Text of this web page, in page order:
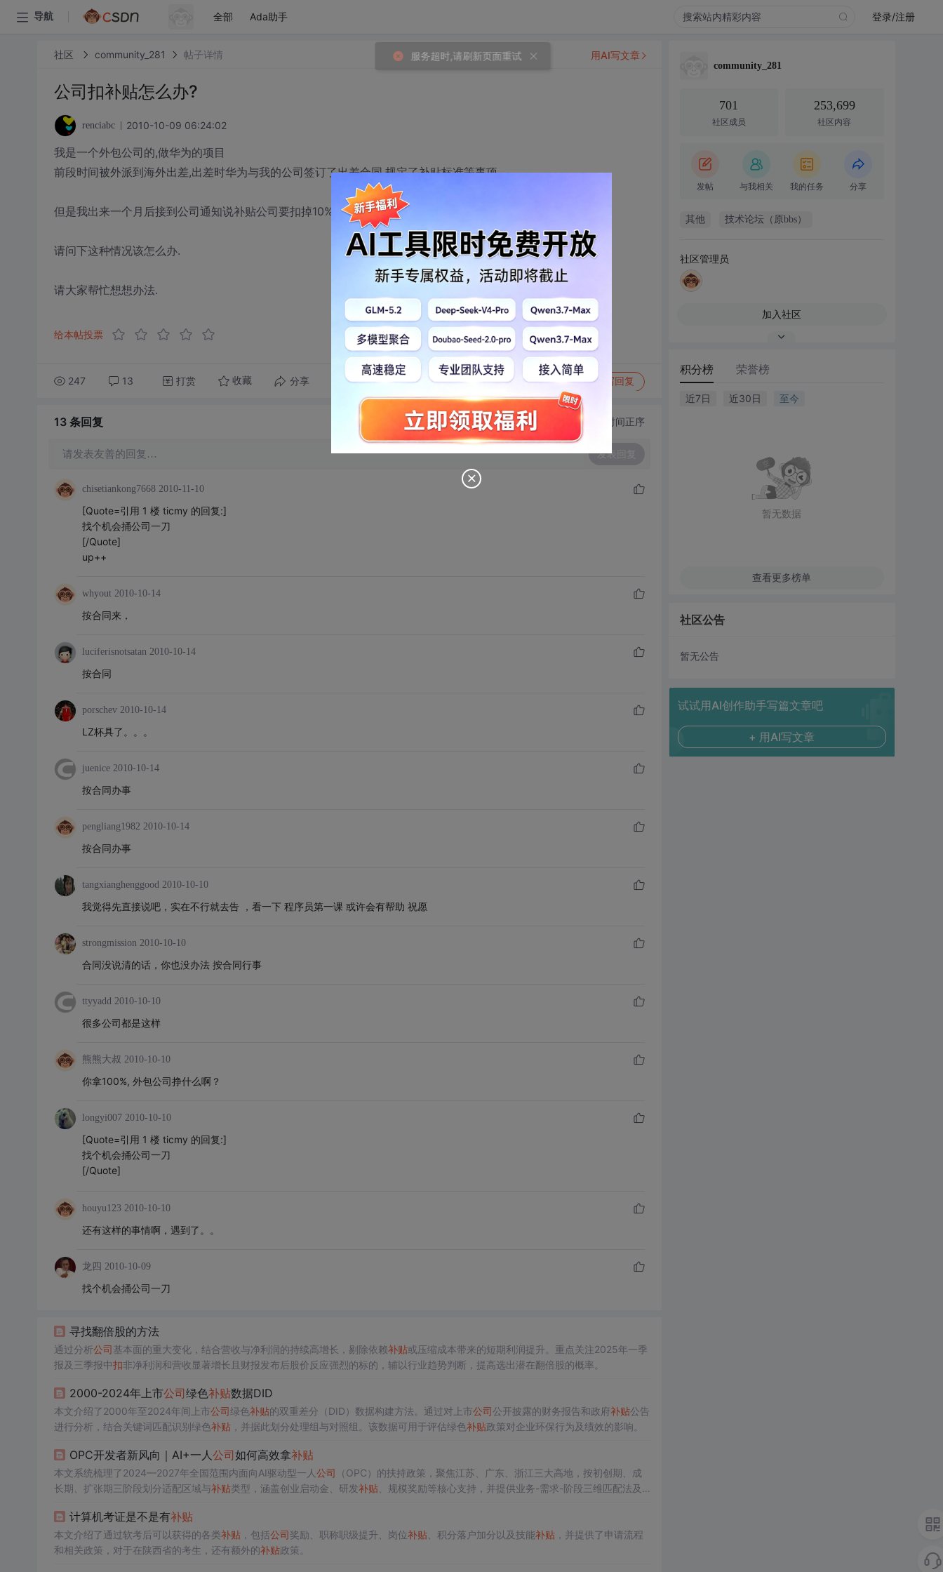
导航 全部 Ada助手 登录/注册
社区 community_281 帖子详情
公司扣补贴怎么办?
renciabc 2010-10-09 06:24:02
我是一个外包公司的,做华为的项目
前段时间被外派到海外出差,出差时华为与我的公司签订了出差合同,规定了补贴标准等事项
但是我出来一个月后接到公司通知说补贴公司要扣掉10%,我只能拿到90%的补贴
请问下这种情况该怎么办.
请大家帮忙想想办法.
给本帖投票
247 13 打赏 收藏 分享 转发到动态 举报 写回复
用AI写文章
13 条回复 切换为时间正序
请发表友善的回复… 发表回复
chisetiankong7668 2010-11-10
[Quote=引用 1 楼 ticmy 的回复:]
找个机会捅公司一刀
[/Quote]
up++
whyout 2010-10-14
按合同来，
luciferisnotsatan 2010-10-14
按合同
porschev 2010-10-14
LZ杯具了。。。
juenice 2010-10-14
按合同办事
pengliang1982 2010-10-14
按合同办事
tangxianghenggood 2010-10-10
我觉得先直接说吧，实在不行就去告 ，看一下 程序员第一课 或许会有帮助 祝愿
strongmission 2010-10-10
合同没说清的话，你也没办法 按合同行事
ttyyadd 2010-10-10
很多公司都是这样
熊熊大叔 2010-10-10
你拿100%, 外包公司挣什么啊？
longyi007 2010-10-10
[Quote=引用 1 楼 ticmy 的回复:]
找个机会捅公司一刀
[/Quote]
houyu123 2010-10-10
还有这样的事情啊，遇到了。。
龙四 2010-10-09
找个机会捅公司一刀
寻找翻倍股的方法
通过分析公司基本面的重大变化，结合营收与净利润的持续高增长，剔除依赖补贴或压缩成本带来的短期利润提升。重点关注2025年一季
报及三季报中扣非净利润和营收显著增长且财报发布后股价反应强烈的标的，辅以行业趋势判断，提高选出潜在翻倍股的概率。
2000-2024年上市公司绿色补贴数据DID
本文介绍了2000年至2024年间上市公司绿色补贴的双重差分（DID）数据构建方法。通过对上市公司公开披露的财务报告和政府补贴公告
进行分析，结合关键词匹配识别绿色补贴，并据此划分处理组与对照组。该数据可用于评估绿色补贴政策对企业环保行为及绩效的影响。
OPC开发者新风向｜AI+一人公司如何高效拿补贴
本文系统梳理了2024—2027年全国范围内面向AI驱动型一人 公司 （OPC）的扶持政策，聚焦江苏、广东、浙江三大高地，按初创期、成
长期、扩张期三阶段划分适配区域与补贴类型，涵盖创业启动金、研发补贴、规模奖励等核心支持，并提供业务-需求-阶段三维匹配法及
计算机考证是不是有补贴
本文介绍了通过软考后可以获得的各类补贴，包括公司奖励、职称职级提升、岗位补贴、积分落户加分以及技能补贴，并提供了申请流程
和相关政策，对于在陕西省的考生，还有额外的补贴政策。
community_281
701
社区成员
253,699
社区内容
发帖 与我相关 我的任务 分享
其他 技术论坛（原bbs）
社区管理员
加入社区
积分榜 荣誉榜
近7日 近30日 至今
暂无数据
查看更多榜单
社区公告
暂无公告
试试用AI创作助手写篇文章吧
+ 用AI写文章